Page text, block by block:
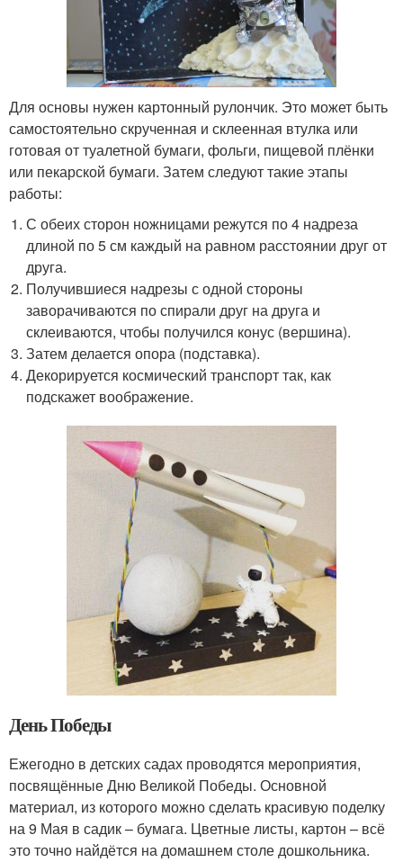
Для основы нужен картонный рулончик. Это может быть
самостоятельно скрученная и склеенная втулка или
готовая от туалетной бумаги, фольги, пищевой плёнки
или пекарской бумаги. Затем следуют такие этапы
работы:
С обеих сторон ножницами режутся по 4 надреза
длиной по 5 см каждый на равном расстоянии друг от
друга.
Получившиеся надрезы с одной стороны
заворачиваются по спирали друг на друга и
склеиваются, чтобы получился конус (вершина).
Затем делается опора (подставка).
Декорируется космический транспорт так, как
подскажет воображение.
День Победы
Ежегодно в детских садах проводятся мероприятия,
посвящённые Дню Великой Победы. Основной
материал, из которого можно сделать красивую поделку
на 9 Мая в садик – бумага. Цветные листы, картон – всё
это точно найдётся на домашнем столе дошкольника.